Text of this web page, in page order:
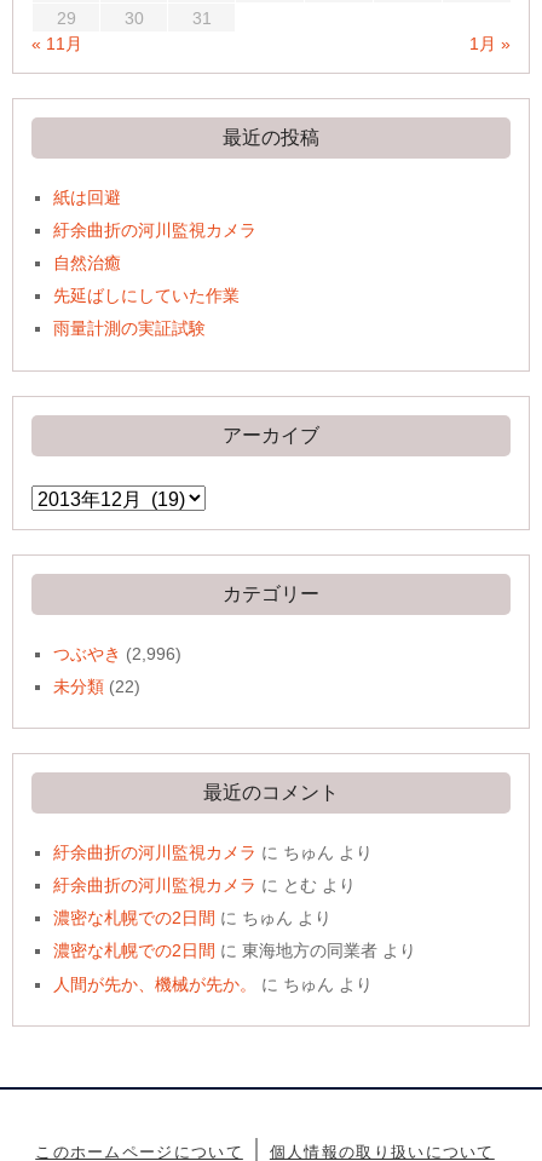
29
30
31
« 11月
1月 »
最近の投稿
紙は回避
紆余曲折の河川監視カメラ
自然治癒
先延ばしにしていた作業
雨量計測の実証試験
アーカイブ
ア
ー
イ
ブ
カテゴリー
つぶやき (2,996)
未分類 (22)
最近のコメント
紆余曲折の河川監視カメラ に ちゅん より
紆余曲折の河川監視カメラ に とむ より
濃密な札幌での2日間 に ちゅん より
濃密な札幌での2日間 に東海地方の同業者 より
人間が先か、機械が先か。
に ちゅん より
このホームページについて 個人情報の取り扱いについて